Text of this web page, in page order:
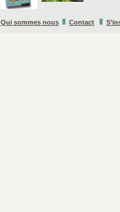
Qui sommes nous Contact